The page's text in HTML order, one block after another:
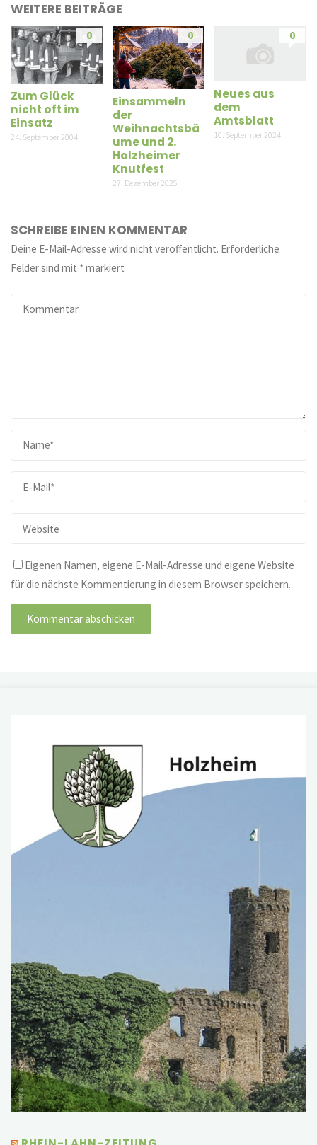
WEITERE BEITRÄGE
0
Zum Glück
nicht oft im
Einsatz
24. September 2004
0
Einsammeln
der
Weihnachtsbä
ume und 2.
Holzheimer
Knutfest
27. Dezember 2025
0
Neues aus
dem
Amtsblatt
10. September 2024
SCHREIBE EINEN KOMMENTAR
Deine E-Mail-Adresse wird nicht veröffentlicht. Erforderliche
Felder sind mit *markiert
Eigenen Namen, eigene E-Mail-Adresse und eigene Website
für die nächste Kommentierung in diesem Browser speichern.